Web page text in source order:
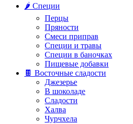
🌶️ Специи
Перцы
Пряности
Смеси приправ
Специи и травы
Специи в баночках
Пищевые добавки
🍫 Восточные сладости
Джезерье
В шоколаде
Сладости
Халва
Чурчхела